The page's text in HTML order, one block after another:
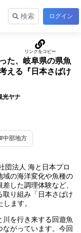
検索 ログイン
た、岐阜県の県魚
える『日本さばけ
光ヤナ
#中部地方
団法人 海と日本プロ
域の海洋変化や魚種の
した調理体験など、
取り組み「日本さばけ
ます。
を行き来する回遊魚
がっています。今回